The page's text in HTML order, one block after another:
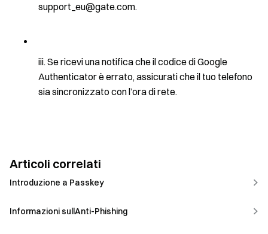
support_eu@gate.com.
Se ricevi una notifica che il codice di Google
Authenticator è errato, assicurati che il tuo telefono
sia sincronizzato con l’ora di rete.
Articoli correlati
Introduzione a Passkey
Informazioni sullAnti-Phishing